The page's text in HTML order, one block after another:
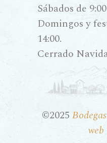
Sábados de
Domingos y
14:00.
Cerrado
©2025